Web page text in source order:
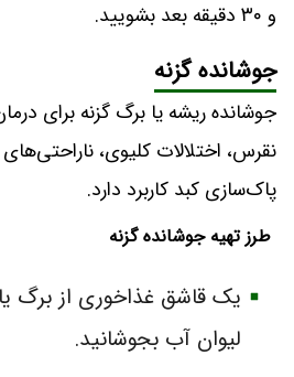
و ۳۰ دقیقه بعد بشویید.
جوشانده گزنه
جوشانده ریشه یا برگ گزنه برای
نقرس، اختلالات کلیوی،
پاک‌سازی کبد کاربرد دارد.
طرز تهیه جوشانده گزنه
لیوان آب بجوشانید.